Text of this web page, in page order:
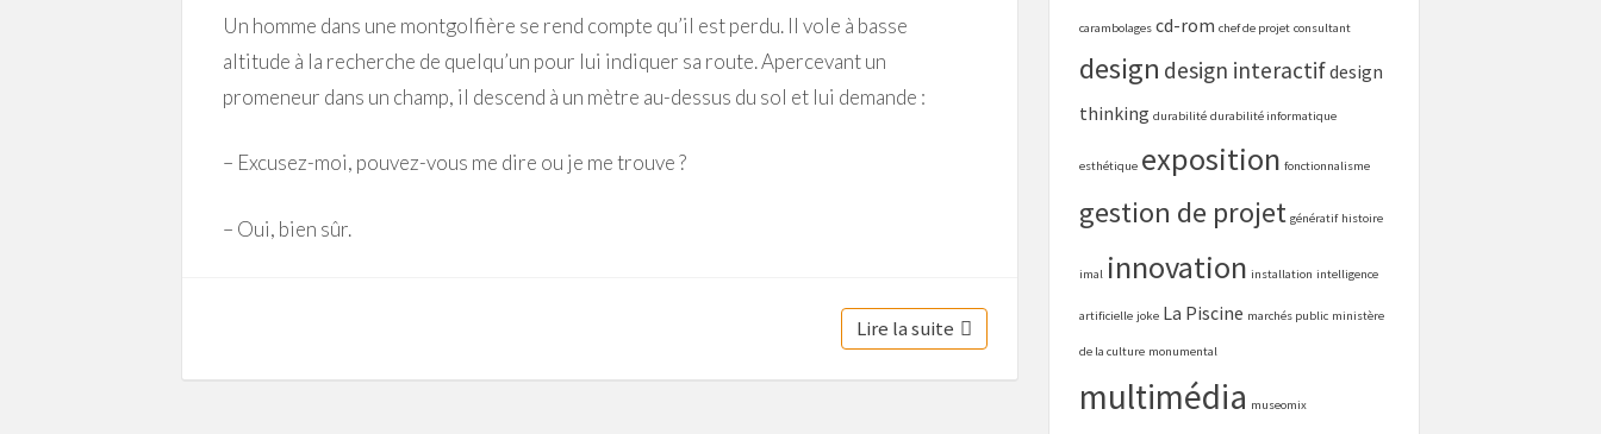
Un homme dans une montgolfière se rend compte qu’il est perdu. Il vole à basse
altitude à la recherche de quelqu’un pour lui indiquer sa route. Apercevant un
promeneur dans un champ, il descend à un mètre au-dessus du sol et lui demande :
– Excusez-moi, pouvez-vous me dire ou je me trouve ?
– Oui, bien sûr.
Lire la suite
carambolages cd-rom chef de projet consultant
design design interactifdesign
thinking durabilité durabilité informatique
esthétique exposition fonctionnalisme
gestion de projet génératif histoire
imal innovation installation intelligence
artificielle joke La Piscine marchés public ministère
de la culture monumental
multimédia museomix